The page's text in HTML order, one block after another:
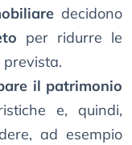
decidono
per ridurre le
il patrimonio
e, quindi,
ad esempio